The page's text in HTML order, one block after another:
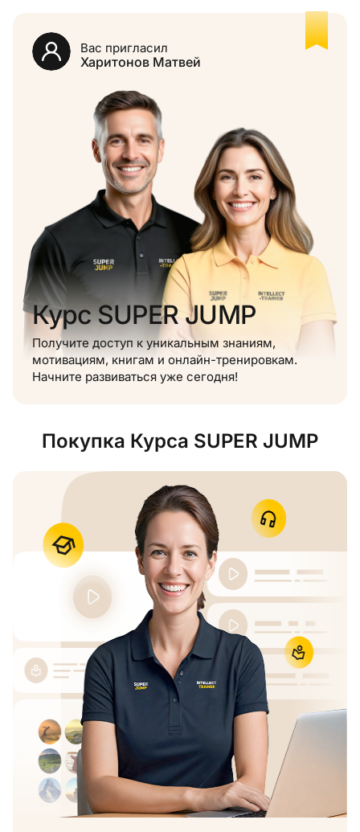
Вас пригласил
Харитонов Матвей
Курс SUPER JUMP
Получите доступ к уникальным знаниям,
мотивациям, книгам и онлайн-тренировкам.
Начните развиваться уже сегодня!
Покупка Курса SUPER JUMP